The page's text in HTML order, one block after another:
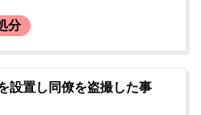
盗撮を行っていたことや、以
発覚しました。スマートフォ
ト端末は警察に押収されまし
分
設置し同僚を盗撮した事